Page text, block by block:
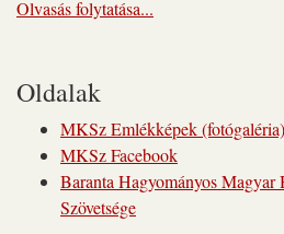
Olvasás folytatása...
Oldalak
MKSz Emlékképek (fotógaléria)
MKSz Facebook
Baranta Hagyományos Magyar
Szövetsége